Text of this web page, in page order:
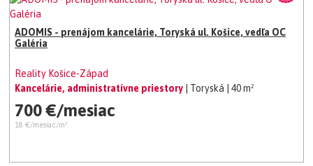
ADOMIS - prenájom kancelárie, Toryská ul. Košice, vedľa OC
Galéria
Reality Košice-Západ
Kancelárie, administratívne priestory
| Toryská | 40 m²
700 €/mesiac
18 €/mesiac/m²